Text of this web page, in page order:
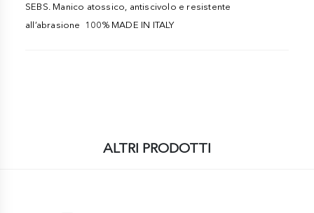
SEBS. Manico atossico, antiscivolo e resistente
all’abrasione 100% MADE IN ITALY
ALTRI PRODOTTI